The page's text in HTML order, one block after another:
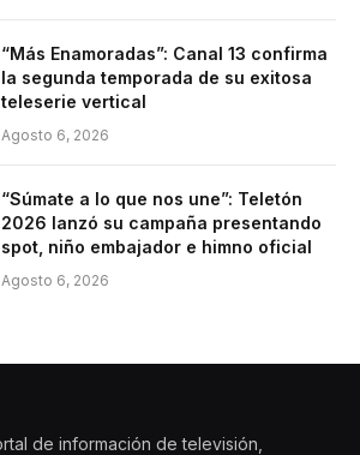
“Más Enamoradas”: Canal 13 confirma
la segunda temporada de su exitosa
teleserie vertical
Agosto 6, 2026
“Súmate a lo que nos une”: Teletón
2026 lanzó su campaña presentando
spot, niño embajador e himno oficial
Agosto 6, 2026
de información de televisión,